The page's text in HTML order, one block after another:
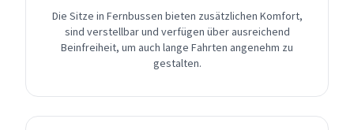
Die Sitze in Fernbussen bieten zusätzlichen Komfort,
sind verstellbar und verfügen über ausreichend
Beinfreiheit, um auch lange Fahrten angenehm zu
gestalten.